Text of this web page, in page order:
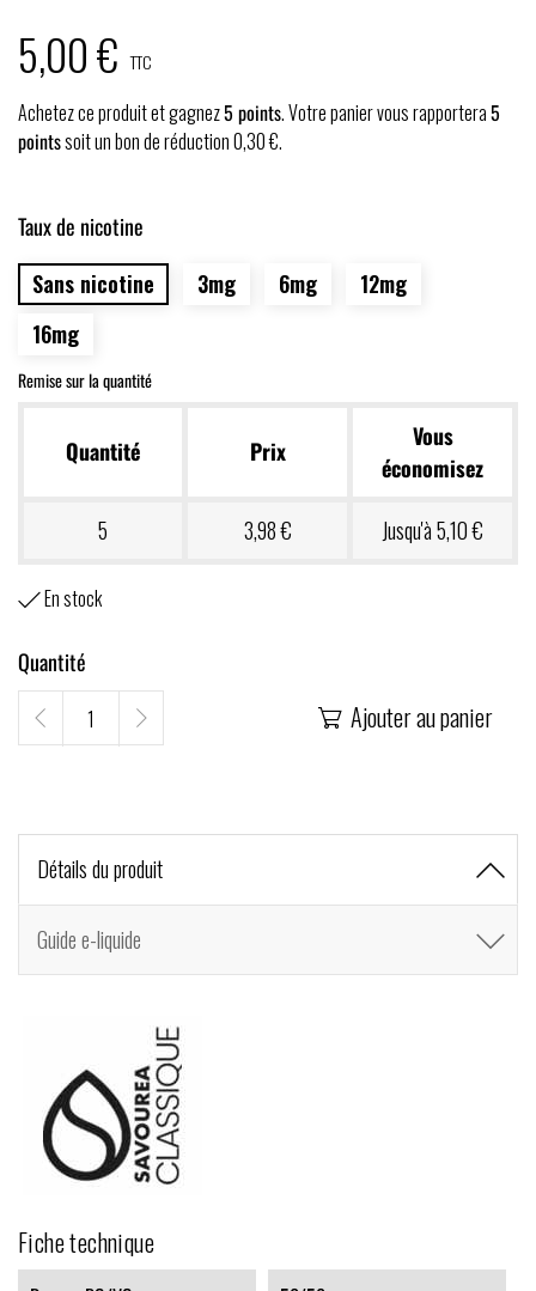
5,00 € TTC
Achetez ce produit et gagnez5 points. Votre panier vous rapportera5
pointssoit un bon de réduction0,30 €.
Taux de nicotine
Sans nicotine
3mg 6mg
12mg
16mg
Remise sur la quantité
Quantité Prix
Vous
économisez
5
3,98 € Jusqu'à 5,10 €
En stock
Quantité
 Ajouter au panier
Détails du produit
Guide e-liquide
Fiche technique